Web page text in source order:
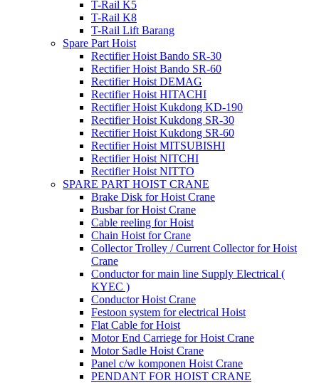
T-Rail K5
T-Rail K8
T-Rail Lift Barang
Spare Part Hoist
Rectifier Hoist Bando SR-30
Rectifier Hoist Bando SR-60
Rectifier Hoist DEMAG
Rectifier Hoist HITACHI
Rectifier Hoist Kukdong KD-190
Rectifier Hoist Kukdong SR-30
Rectifier Hoist Kukdong SR-60
Rectifier Hoist MITSUBISHI
Rectifier Hoist NITCHI
Rectifier Hoist NITTO
SPARE PART HOIST CRANE
Brake Disk for Hoist Crane
Busbar for Hoist Crane
Cable reeling for Hoist
Chain Hoist for Crane
Collector Trolley / Current Collector for Hoist
Crane
Conductor for main line Supply Electrical (
KYEC )
Conductor Hoist Crane
Festoon system for electrical Hoist
Flat Cable for Hoist
Motor End Carriege for Hoist Crane
Motor Sadle Hoist Crane
Panel c/w komponen Hoist Crane
PENDANT FOR HOIST CRANE